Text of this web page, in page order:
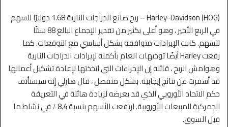
Harley-Davidson (HOG) – ربح صانع الدراجات النارية 1.68 دولارًا للسهم
في الربع الأخير ، وهو أعلى بكثير من تقدير الإجماع البالغ 88 سنتًا
للسهم. كانت الإيرادات متوافقة بشكل أساسي مع التوقعات. كما
رفعت Harley أيضًا توجيهات العام بأكمله لإيرادات الدراجات النارية
وهوامش الربح ، قائلة إن الإجراءات التي اتخذتها لإعادة تشكيل أعمالها
قد أسفرت عن نتائج إيجابية. بشكل منفصل ، قال هارلي إنه سيستأنف
حكم الاتحاد الأوروبي الذي قد يعرضه لزيادة هائلة في التعريفة
الجمركية للمبيعات الأوروبية. ارتفعت الأسهم بنسبة 8.4 ٪ في نشاط ما
قبل السوق.